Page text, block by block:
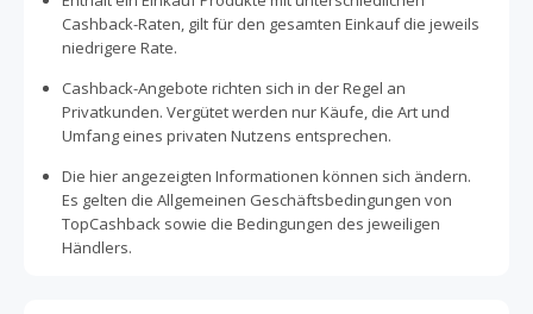
Cashback-Raten, gilt für den gesamten Einkauf die jeweils
niedrigere Rate.
Cashback-Angebote richten sich in der Regel an
Privatkunden. Vergütet werden nur Käufe, die Art und
Umfang eines privaten Nutzens entsprechen.
Die hier angezeigten Informationen können sich ändern.
Es gelten die Allgemeinen Geschäftsbedingungen von
TopCashback sowie die Bedingungen des jeweiligen
Händlers.